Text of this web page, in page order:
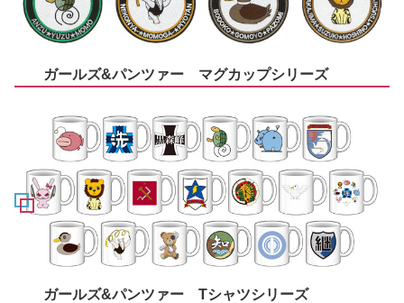
ガールズ&パンツァー マグカップシリーズ
ガールズ&パンツァー Tシャツシリーズ